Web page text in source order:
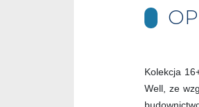
Kolekcja
Well, ze